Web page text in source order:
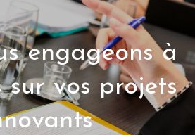
engageons à
sur vos projets